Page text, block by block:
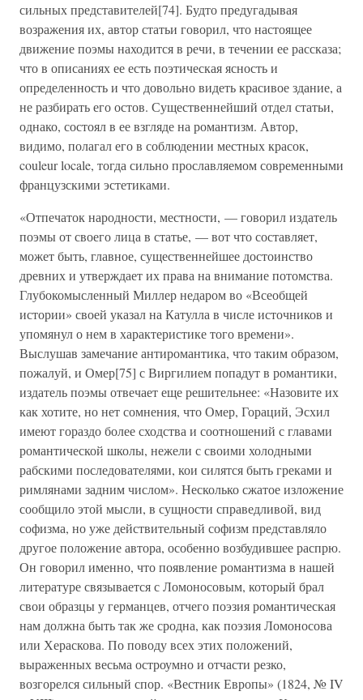
сильных представителей[74]. Будто предугадывая
возражения их, автор статьи говорил, что настоящее
движение поэмы находится в речи, в течении ее рассказа;
что в описаниях ее есть поэтическая ясность и
определенность и что довольно видеть красивое здание, а
не разбирать его остов. Существеннейший отдел статьи,
однако, состоял в ее взгляде на романтизм. Автор,
видимо, полагал его в соблюдении местных красок,
couleur locale, тогда сильно прославляемом современными
французскими эстетиками.
«Отпечаток народности, местности, — говорил издатель
поэмы от своего лица в статье, — вот что составляет,
может быть, главное, существеннейшее достоинство
древних и утверждает их права на внимание потомства.
Глубокомысленный Миллер недаром во «Всеобщей
истории» своей указал на Катулла в числе источников и
упомянул о нем в характеристике того времени».
Выслушав замечание антиромантика, что таким образом,
пожалуй, и Омер[75] с Виргилием попадут в романтики,
издатель поэмы отвечает еще решительнее: «Назовите их
как хотите, но нет сомнения, что Омер, Гораций, Эсхил
имеют гораздо более сходства и соотношений с главами
романтической школы, нежели с своими холодными
рабскими последователями, кои силятся быть греками и
римлянами задним числом». Несколько сжатое изложение
сообщило этой мысли, в сущности справедливой, вид
софизма, но уже действительный софизм представляло
другое положение автора, особенно возбудившее распрю.
Он говорил именно, что появление романтизма в нашей
литературе связывается с Ломоносовым, который брал
свои образцы у германцев, отчего поэзия романтическая
нам должна быть так же сродна, как поэзия Ломоносова
или Хераскова. По поводу всех этих положений,
выраженных весьма остроумно и отчасти резко,
возгорелся сильный спор. «Вестник Европы» (1824, № IV